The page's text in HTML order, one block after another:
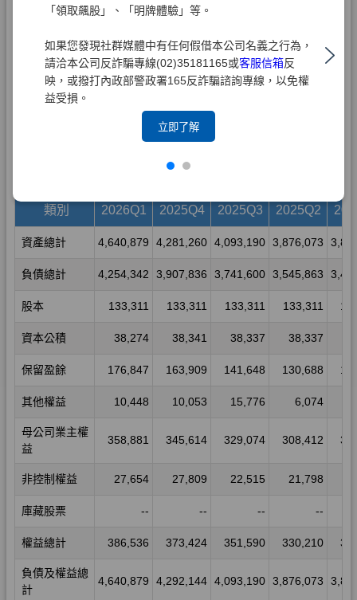
「領取飆股」、「明牌體驗」等。
如果您發現社群媒體中有任何假借本公司名義之行為，
請洽本公司反詐騙專線(02)35181165或客服信箱反
映，或撥打內政部警政署165反詐騙諮詢專線，以免權
益受損。
立即了解